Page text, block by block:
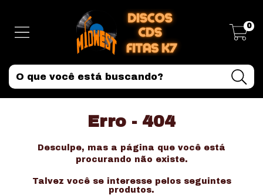
0
Erro - 404
Desculpe, mas a página que você está
procurando não existe.
Talvez você se interesse pelos seguintes
produtos.